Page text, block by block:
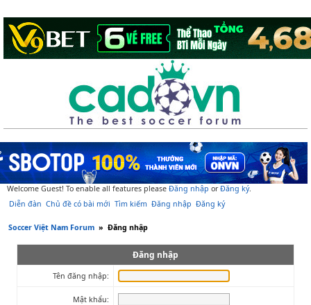
Welcome Guest! To enable all features please Đăng nhập orĐăng ký.
Diễn đàn Chủ đề có bài mới Tìm kiếm Đăng nhập Đăng ký
Soccer Việt Nam Forum » Đăng nhập
Đăng nhập
Tên đăng nhập:
Mật khẩu: